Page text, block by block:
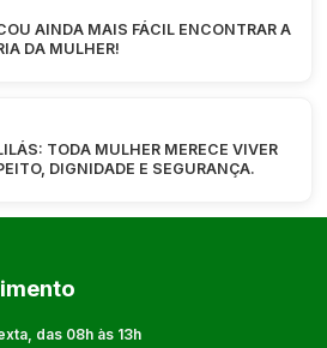
AINDA MAIS FÁCIL ENCONTRAR A
DA MULHER!
TODA MULHER MERECE VIVER
DIGNIDADE E SEGURANÇA.
das 08h às 13h